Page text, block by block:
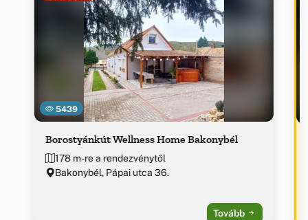
5439
Borostyánkút Wellness Home Bakonybél
178 m-re a rendezvénytől
Bakonybél, Pápai utca 36.
Tovább